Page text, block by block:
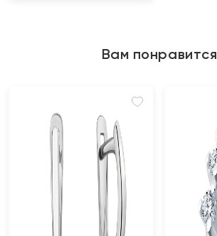
Вам понравится